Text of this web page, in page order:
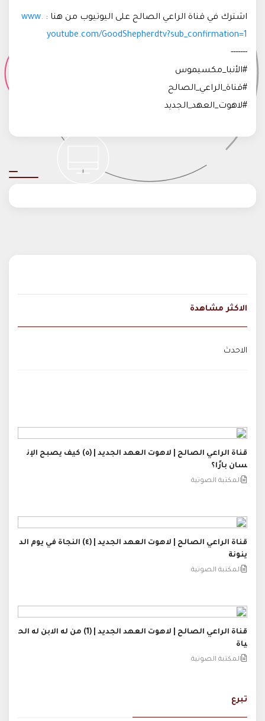
اشترك في قناة الراعي الصالح على اليوتيوب من هنا : www.
youtube.com/GoodShepherdtv?sub_confirmation=1
-------
#الأنبا_مكسيموس
#قناة_الراعي_الصالح
#لاهوت_العهد_الجديد
الاكثر مشاهدة
الاحدث
قناة الراعي الصالح | لاهوت العهد الجديد | (٥) كيف يصبح الإن
سان بارًا؟
المكتبة الصوتية
قناة الراعي الصالح | لاهوت العهد الجديد | (٤) النجاة في يوم الد
ينونة
المكتبة الصوتية
قناة الراعي الصالح | لاهوت العهد الجديد | (1) من له الابن له الح
ياة
المكتبة الصوتية
تبرع